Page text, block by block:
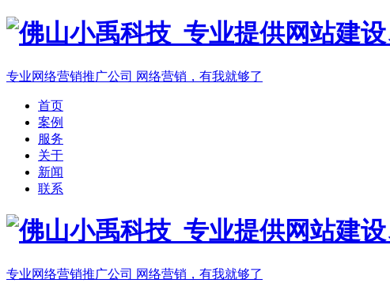
专业网络营销推广公司 网络营销，有我就够了
首页
案例
服务
关于
新闻
联系
专业网络营销推广公司 网络营销，有我就够了